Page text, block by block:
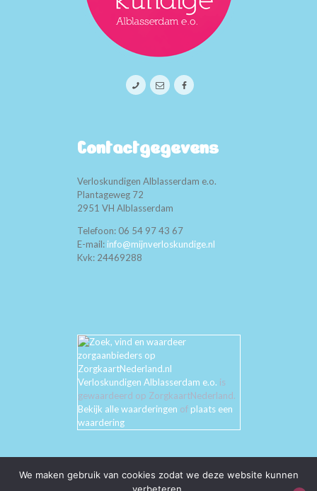
Contactgegevens
Verloskundigen Alblasserdam e.o.
Plantageweg 72
2951 VH Alblasserdam
Telefoon: 06 54 97 43 67
E-mail: info@mijnverloskundige.nl
Kvk: 24469288
Verloskundigen Alblasserdam e.o. is
gewaardeerd op ZorgkaartNederland.
Bekijk alle waarderingen of plaats een
waardering
We maken gebruik van cookies zodat we deze website kunnen